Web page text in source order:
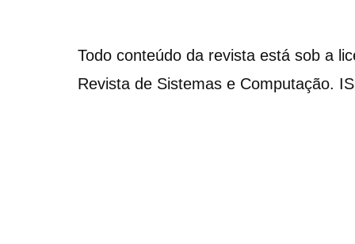
Todo conteúdo da revista está sob a
Revista de Sistemas e Computação.